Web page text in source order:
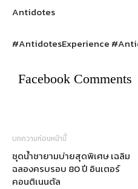
Antidotes
#AntidotesExperience
Facebook Comments
บทความก่อนหน้านี้
ชุดน้ำชายามบ่ายสุดพิเศษ เฉลิม
ฉลองครบรอบ 80 ปี อินเตอร์
คอนติเนนตัล